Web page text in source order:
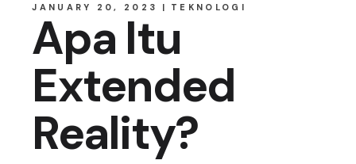
JANUARY 20, 2023 TEKNOLOGI
Apa Itu
Extended
Reality?